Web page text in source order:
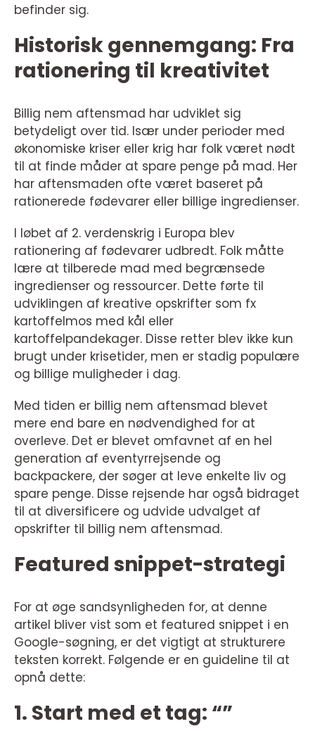
befinder sig.
Historisk gennemgang: Fra
rationering til kreativitet
Billig nem aftensmad har udviklet sig
betydeligt over tid. Især under perioder med
økonomiske kriser eller krig har folk været nødt
til at finde måder at spare penge på mad. Her
har aftensmaden ofte været baseret på
rationerede fødevarer eller billige ingredienser.
I løbet af 2. verdenskrig i Europa blev
rationering af fødevarer udbredt. Folk måtte
lære at tilberede mad med begrænsede
ingredienser og ressourcer. Dette førte til
udviklingen af kreative opskrifter som fx
kartoffelmos med kål eller
kartoffelpandekager. Disse retter blev ikke kun
brugt under krisetider, men er stadig populære
og billige muligheder i dag.
Med tiden er billig nem aftensmad blevet
mere end bare en nødvendighed for at
overleve. Det er blevet omfavnet af en hel
generation af eventyrrejsende og
backpackere, der søger at leve enkelte liv og
spare penge. Disse rejsende har også bidraget
til at diversificere og udvide udvalget af
opskrifter til billig nem aftensmad.
Featured snippet-strategi
For at øge sandsynligheden for, at denne
artikel bliver vist som et featured snippet i en
Google-søgning, er det vigtigt at strukturere
teksten korrekt. Følgende er en guideline til at
opnå dette:
1. Start med et tag: “”